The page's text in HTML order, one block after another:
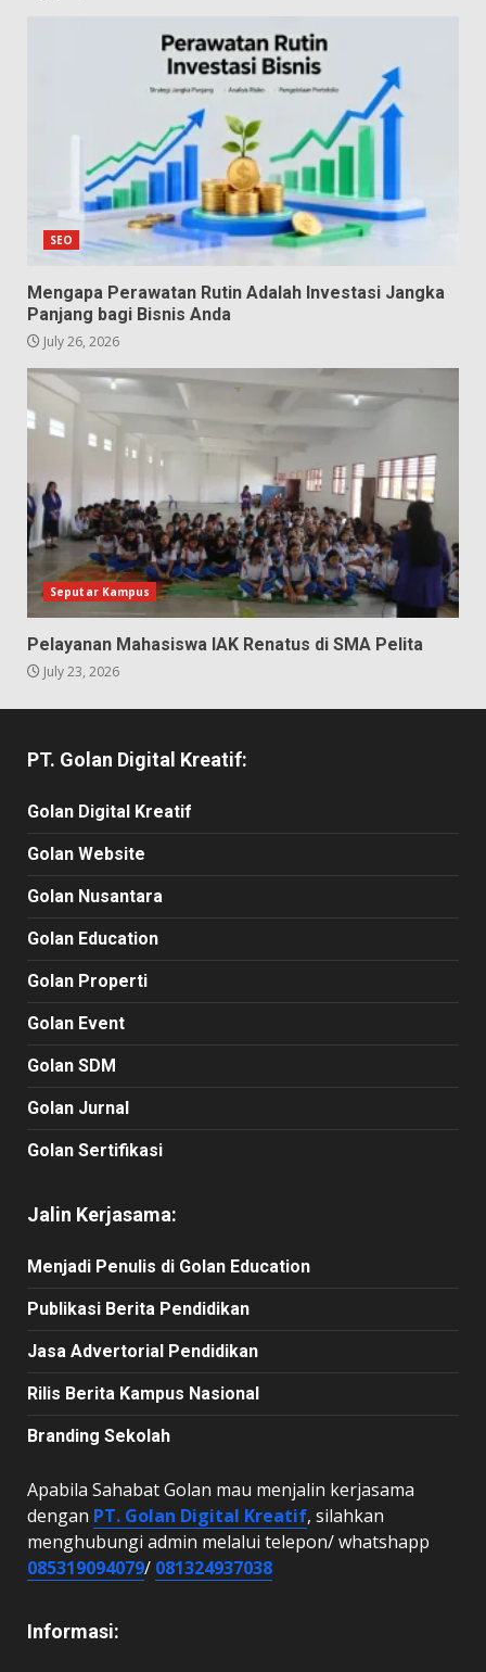
SEO
Mengapa Perawatan Rutin Adalah Investasi Jangka
Panjang bagi Bisnis Anda
July 26, 2026
Seputar Kampus
Pelayanan Mahasiswa IAK Renatus di SMA Pelita
July 23, 2026
PT. Golan Digital Kreatif:
Golan Digital Kreatif
Golan Website
Golan Nusantara
Golan Education
Golan Properti
Golan Event
Golan SDM
Golan Jurnal
Golan Sertifikasi
Jalin Kerjasama:
Menjadi Penulis di Golan Education
Publikasi Berita Pendidikan
Jasa Advertorial Pendidikan
Rilis Berita Kampus Nasional
Branding Sekolah
Apabila Sahabat Golan mau menjalin kerjasama
dengan PT. Golan Digital Kreatif, silahkan
menghubungi admin melalui telepon/ whatshapp
085319094079/ 081324937038
Informasi: